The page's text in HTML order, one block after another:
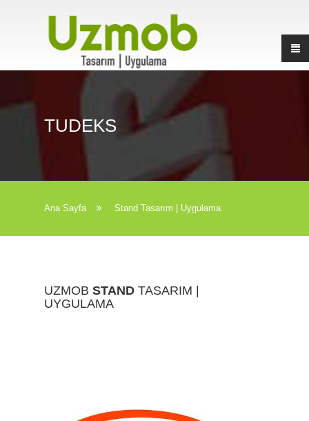
TUDEKS
Ana Sayfa Stand Tasarım | Uygulama
UZMOB STAND TASARIM |
UYGULAMA